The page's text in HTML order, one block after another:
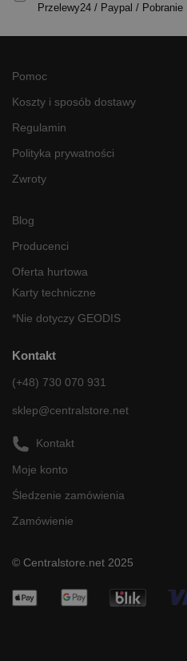
Przelewy24 / Paypal / Pobranie
Pomoc
Koszty i sposób dostawy
Regulamin
Polityka prywatności
Zwroty
Blog
Producenci
Oferta hurtowa
Karty techniczne
*Nie dotyczy GEODIS
Kontakt
(+48) 730 070 931
sklep@centralstore.net
Kontakt
Moje konto
Śledzenie zamówienia
Zamówienie
© Centralstore.net 2025